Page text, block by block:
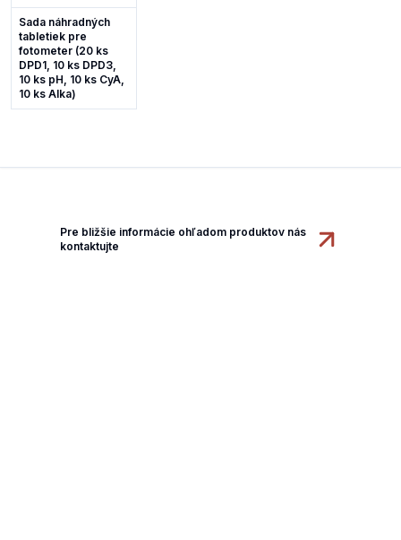
Sada náhradných
tabletiek pre
fotometer (20 ks
DPD1, 10 ks DPD3,
10 ks pH, 10 ks CyA,
10 ks Alka)
Pre bližšie informácie ohľadom produktov nás
kontaktujte